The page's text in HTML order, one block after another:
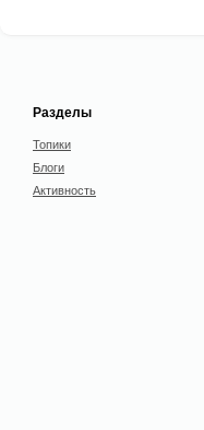
Разделы
Топики
Блоги
Активность